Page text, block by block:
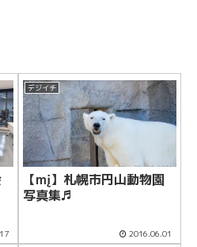
デジイチ
【mį】札幌市円山動物園
写真集♬
2016.06.01